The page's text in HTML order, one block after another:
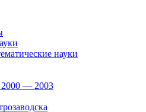
науки
— 2003